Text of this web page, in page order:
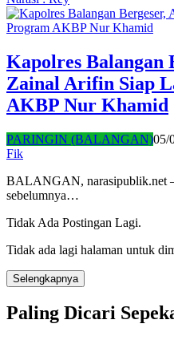
Kapolres Balangan
Zainal Arifin Siap
AKBP Nur Khamid
PARINGIN (BALANGAN)05/
Fik
BALANGAN, narasipublik.net
sebelumnya…
Tidak Ada Postingan Lagi.
Tidak ada lagi halaman untuk
Selengkapnya
Paling Dicari